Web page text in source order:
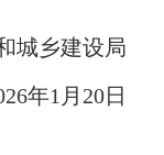
乡建设局
年1月20日